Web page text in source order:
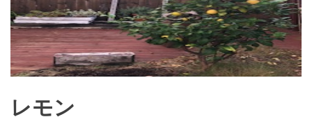
レモン